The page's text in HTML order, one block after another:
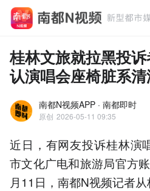
桂林文旅就拉黑投
认演唱会座椅脏系
南都N视频APP · 南都即时
原创 2026-05-11 09:35
近日，有网友投诉桂林演
市文化广电和旅游局官方
月11日，南都N视频记者